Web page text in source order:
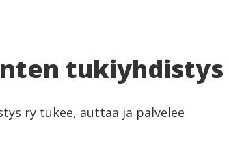
ry tukee, auttaa ja palvelee